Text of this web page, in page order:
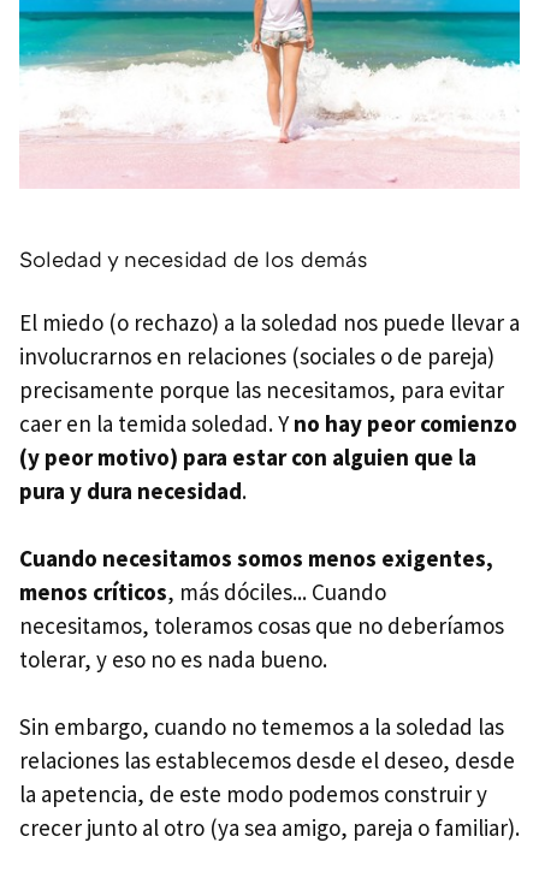
Soledad y necesidad de los demás
El miedo (o rechazo) a la soledad nos puede llevar a
involucrarnos en relaciones (sociales o de pareja)
precisamente porque las necesitamos, para evitar
caer en la temida soledad. Yno hay peor comienzo
(y peor motivo) para estar con alguien que la
pura y dura necesidad.
Cuando necesitamos somos menos exigentes,
menos críticos, más dóciles... Cuando
necesitamos, toleramos cosas que no deberíamos
tolerar, y eso no es nada bueno.
Sin embargo, cuando no tememos a la soledad las
relaciones las establecemos desde el deseo, desde
la apetencia, de este modo podemos construir y
crecer junto al otro (ya sea amigo, pareja o familiar).